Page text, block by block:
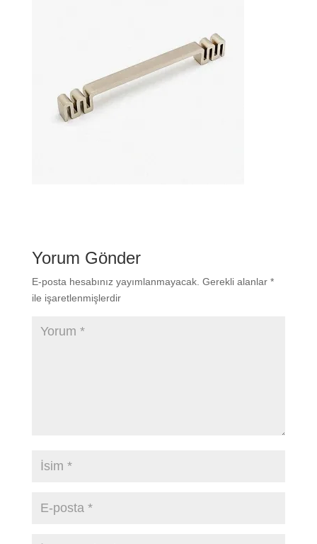
Yorum Gönder
E-posta hesabınız yayımlanmayacak. Gerekli alanlar *
ile işaretlenmişlerdir